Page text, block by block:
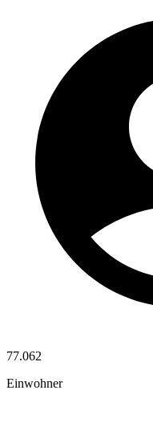
77.062
Einwohner